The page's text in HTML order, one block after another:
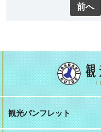
前へ
観光パンフレット